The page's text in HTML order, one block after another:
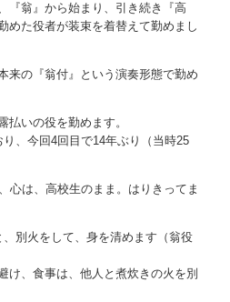
『翁』から始まり、引き続き『高
めた役者が装束を着替えて勤めまし
来の『翁付』という演奏形態で勤め
いの役を勤めます。
、今回4回目で14年ぶり（当時25
心は、高校生のまま。はりきってま
別火をして、身を清めます（翁役
け、食事は、他人と煮炊きの火を別